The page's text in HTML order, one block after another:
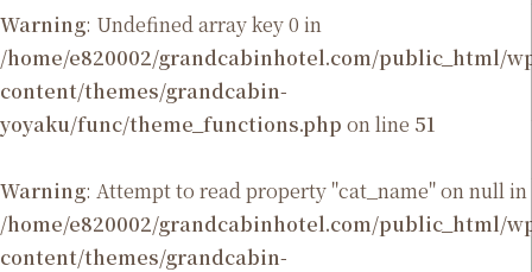
Warning: Undefined array key 0 in
/home/e820002/grandcabinhotel.com/public_html/
content/themes/grandcabin-
yoyaku/func/theme_functions.php on line 51
Warning: Attempt to read property "cat_name" on null in
/home/e820002/grandcabinhotel.com/public_html/
content/themes/grandcabin-